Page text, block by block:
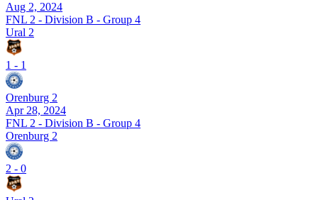
Aug 2, 2024
FNL 2 - Division B - Group 4
Ural 2
1 - 1
Orenburg 2
Apr 28, 2024
FNL 2 - Division B - Group 4
Orenburg 2
2 - 0